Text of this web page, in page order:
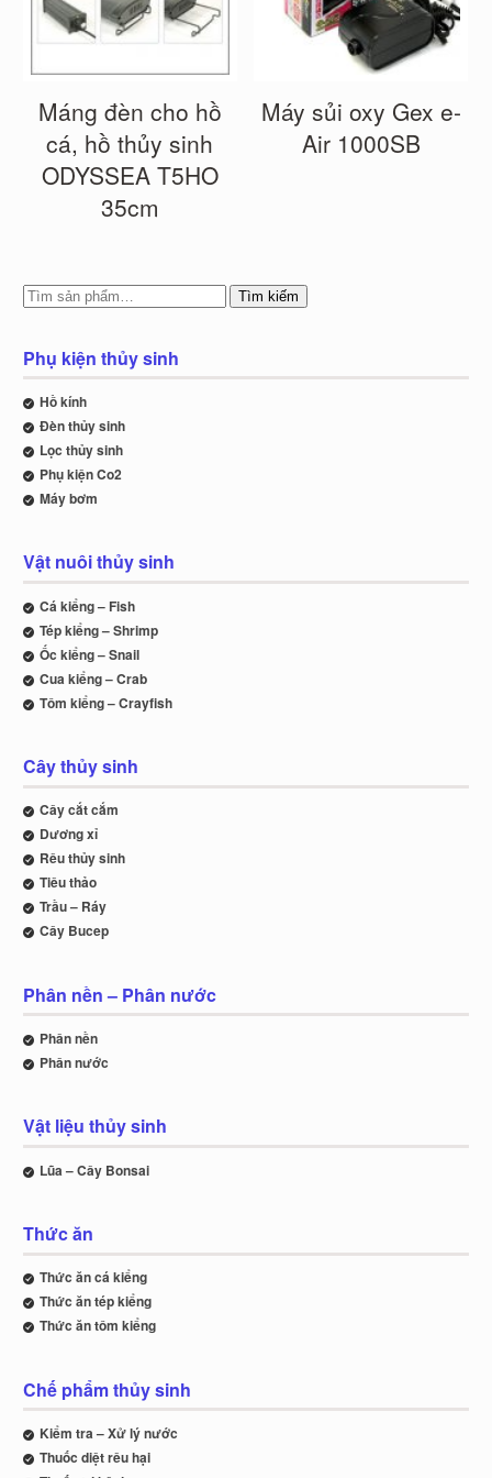
Máng đèn cho hồ
cá, hồ thủy sinh
ODYSSEA T5HO
35cm
Máy sủi oxy Gex e-
Air 1000SB
Tìm kiếm
Phụ kiện thủy sinh
Hồ kính
Đèn thủy sinh
Lọc thủy sinh
Phụ kiện Co2
Máy bơm
Vật nuôi thủy sinh
Cá kiểng – Fish
Tép kiểng – Shrimp
Ốc kiểng – Snail
Cua kiểng – Crab
Tôm kiểng – Crayfish
Cây thủy sinh
Cây cắt cắm
Dương xỉ
Rêu thủy sinh
Tiêu thảo
Trầu – Ráy
Cây Bucep
Phân nền – Phân nước
Phân nền
Phân nước
Vật liệu thủy sinh
Lũa – Cây Bonsai
Thức ăn
Thức ăn cá kiểng
Thức ăn tép kiểng
Thức ăn tôm kiểng
Chế phẩm thủy sinh
Kiểm tra – Xử lý nước
Thuốc diệt rêu hại